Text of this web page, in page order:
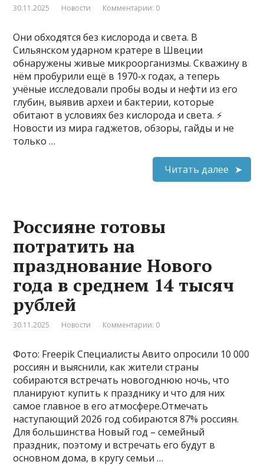
30.11.2025 Новости Комментарии: 0
Они обходятся без кислорода и света. В
Сильянском ударном кратере в Швеции
обнаружены живые микроорганизмы. Скважину в
нём пробурили ещё в 1970‑х годах, а теперь
учёные исследовали пробы воды и нефти из его
глубин, выявив археи и бактерии, которые
обитают в условиях без кислорода и света. ⚡
Новости из мира гаджетов, обзоры, гайды и не
только …
Читать далее
Россияне готовы
потратить на
празднование Нового
года в среднем 14 тысяч
рублей
30.11.2025 Новости Комментарии: 0
Фото: Freepik Специалисты Авито опросили 10 000
россиян и выяснили, как жители страны
собираются встречать новогоднюю ночь, что
планируют купить к празднику и что для них
самое главное в его атмосфере.Отмечать
наступающий 2026 год собираются 87% россиян.
Для большинства Новый год – семейный
праздник, поэтому и встречать его будут в
основном дома, в кругу семьи …